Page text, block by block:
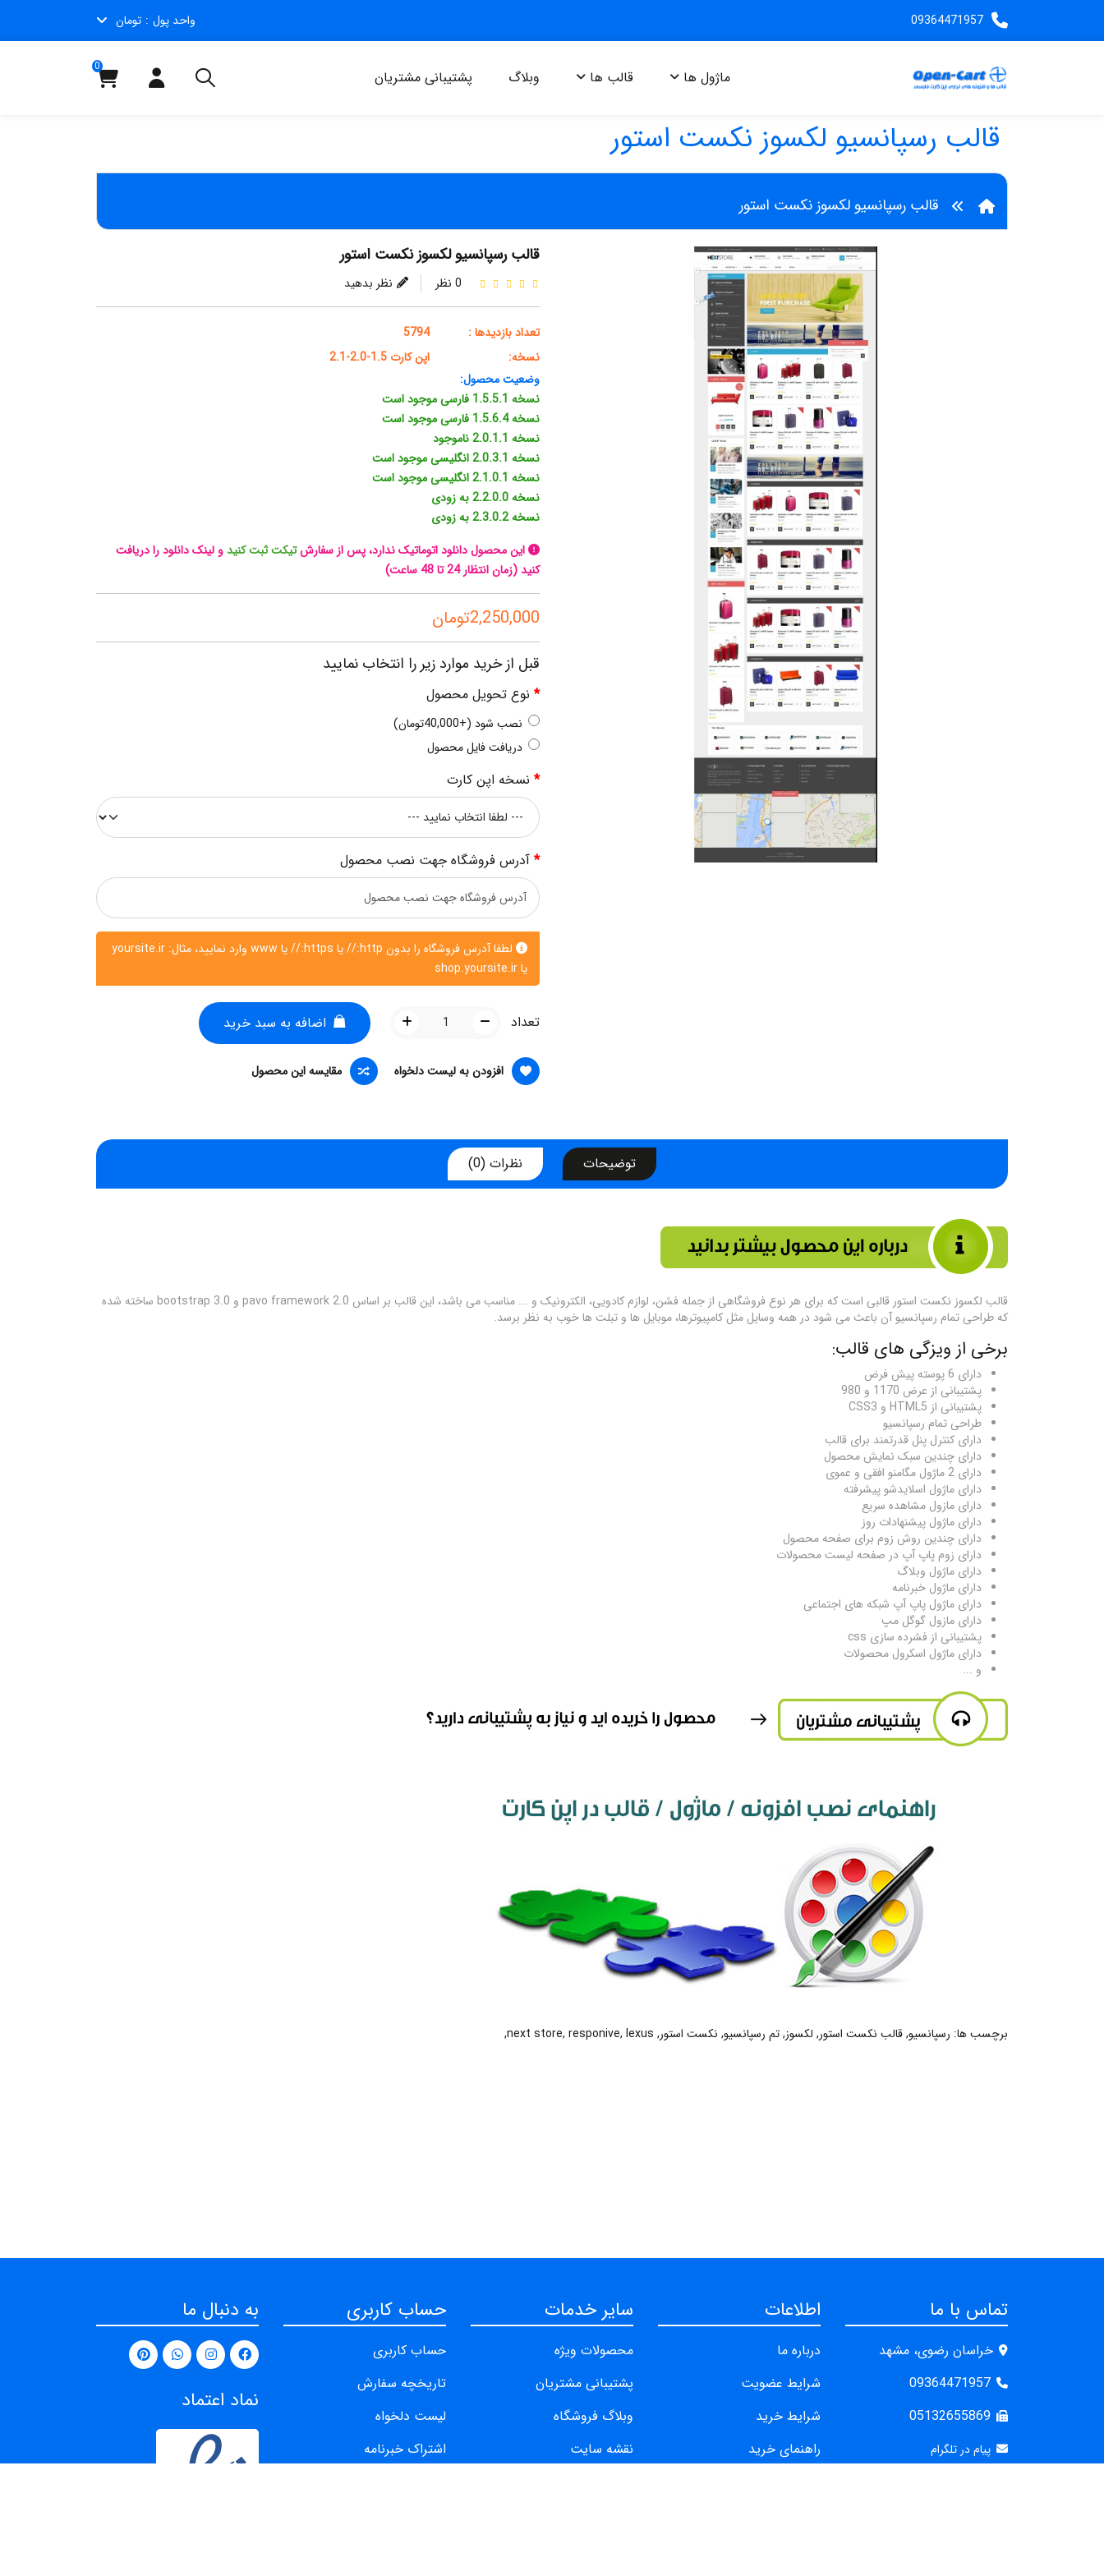
09364471957 واحد پول تومان
ماژول ها قالب ها وبلاگ پشتیبانی مشتریان
0
قالب رسپانسیو لکسوز نکست استور
قالب رسپانسیو لکسوز نکست استور
قالب رسپانسیو لکسوز نکست استور
0 نظر نظر بدهید
تعداد بازدیدها :
5794
نسخه:
اپن کارت 1.5-2.0-2.1
وضعیت محصول:
نسخه 1.5.5.1 فارسی موجود است
نسخه 1.5.6.4 فارسی موجود است
نسخه 2.0.1.1 ناموجود
نسخه 2.0.3.1 انگلیسی موجود است
نسخه 2.1.0.1 انگلیسی موجود است
نسخه 2.2.0.0 به زودی
نسخه 2.3.0.2 به زودی
این محصول دانلود اتوماتیک ندارد، پس از سفارشتیکت ثبت کنیدو لینک دانلود را دریافت
کنید (زمان انتظار 24 تا 48 ساعت)
2,250,000تومان
قبل از خرید موارد زیر را انتخاب نمایید
نوع تحویل محصول
نصب شود (+40,000تومان)
دریافت فایل محصول
نسخه اپن کارت
آدرس فروشگاه جهت نصب محصول
لطفا آدرس فروشگاه را بدون http:// یا https:// یا www وارد نمایید، مثال: yoursite.ir
یا shop.yoursite.ir
تعداد اضافه به سبد خرید
افزودن به لیست دلخواه مقایسه این محصول
توضیحات نظرات (0)
قالب لکسوز نکست استور قالبی است که برای هر نوع فروشگاهی از جمله فشن، لوازم کادویی، الکترونیک و ... مناسب می باشد، این قالب بر اساس pavo framework 2.0 و bootstrap 3.0 ساخته شده
که طراحی تمام رسپانسیو آن باعث می شود در همه وسایل مثل کامپیوترها، موبایل ها و تبلت ها خوب به نظر برسد.
برخی از ویزگی های قالب:
دارای 6 پوسته پیش فرض
پشتیبانی از عرض 1170 و 980
پشتیبانی از HTML5 و CSS3
طراحی تمام رسپانسیو
دارای کنترل پنل قدرتمند برای قالب
دارای چندین سبک نمایش محصول
دارای 2 ماژول مگامنو افقی و عموی
دارای ماژول اسلایدشو پیشرفته
دارای مازول مشاهده سریع
دارای ماژول پیشنهادات روز
دارای چندین روش زوم برای صفحه محصول
دارای زوم پاپ آپ در صفحه لیست محصولات
دارای ماژول وبلاگ
دارای ماژول خبرنامه
دارای ماژول پاپ آپ شبکه های اجتماعی
دارای مازول گوگل مپ
پشتیبانی از فشرده سازی css
دارای ماژول اسکرول محصولات
​و ...
برچسب ها: رسپانسیو,قالب نکست استور, لکسوز,تم رسپانسیو, نکست استور,
next store, responive, lexus
,
تماس با ما
خراسان رضوی، مشهد
09364471957
05132655869
پیام در تلگرام
اطلاعات
درباره ما
شرایط عضویت
شرایط خرید
راهنمای خرید
سایر خدمات
محصولات ویژه
پشتیبانی مشتریان
وبلاگ فروشگاه
نقشه سایت
حساب کاربری
حساب کاربری
تاریخچه سفارش
لیست دلخواه
اشتراک خبرنامه
به دنبال ما
نماد اعتماد